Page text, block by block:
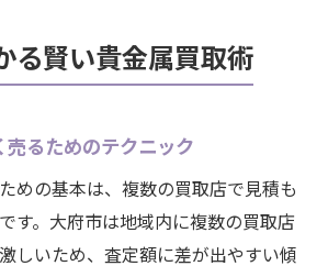
る賢い貴金属買取術
るためのテクニック
めの基本は、複数の買取店で見積も
す。大府市は地域内に複数の買取店
しいため、査定額に差が出やすい傾